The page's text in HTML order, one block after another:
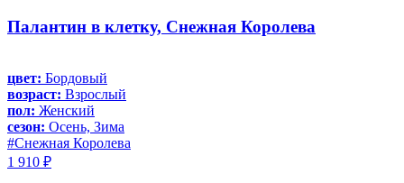
Палантин в клетку, Снежная Королева
цвет: Бордовый
возраст: Взрослый
пол: Женский
сезон: Осень, Зима
#Снежная Королева
1 910 ₽